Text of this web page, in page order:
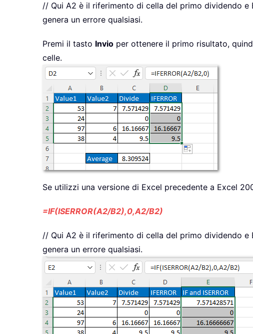
// Qui A2 è il riferimento di cella del primo dividendo
genera un errore qualsiasi.
Premi il tasto Invio per ottenere il primo risultato,
celle.
Se utilizzi una versione di Excel precedente a Excel
=IF(ISERROR(A2/B2),0,A2/B2)
// Qui A2 è il riferimento di cella del primo dividendo
genera un errore qualsiasi.